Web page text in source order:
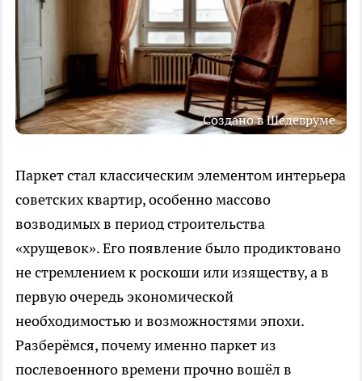
Создано в Шедевруме
Паркет стал классическим элементом интерьера
советских квартир, особенно массово
возводимых в период строительства
«хрущевок». Его появление было продиктовано
не стремлением к роскоши или изяществу, а в
первую очередь экономической
необходимостью и возможностями эпохи.
Разберёмся, почему именно паркет из
послевоенного времени прочно вошёл в